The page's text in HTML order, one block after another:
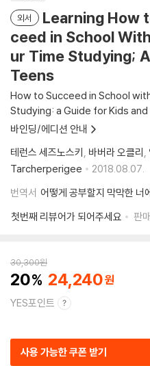
외서
Learning How
ceed in School
ur Time Studying;
Teens
How to Succeed in School
Studying: a Guide for Kids
바인딩/에디션 안내
테런스 세즈노스키 바버라 오클리
Tarcherperigee
2018.08.07.
번역서 어떻게 공부할지 막막한 너
첫번째 리뷰어가 되어주세요
판
30,300원
20 24,240
YES포인트
사용 가능한 쿠폰 받기